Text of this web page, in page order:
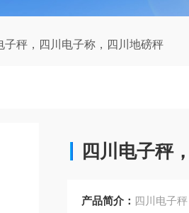
子秤，四川电子称，四川地磅秤
四川电子秤
产品简介： 四川电子